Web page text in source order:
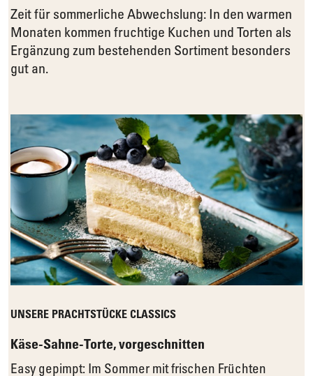
Zeit für sommerliche Abwechslung: In den warmen
Monaten kommen fruchtige Kuchen und Torten als
Ergänzung zum bestehenden Sortiment besonders
gut an.
UNSERE PRACHTSTÜCKE CLASSICS
Käse-Sahne-Torte, vorgeschnitten
Easy gepimpt: Im Sommer mit frischen Früchten